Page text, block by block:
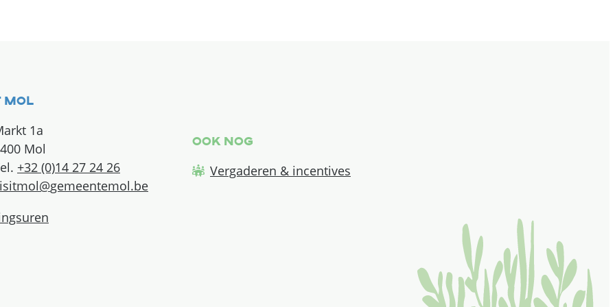
& openingsuren
Mol
1a
Mol
+32 (0)14 27 24 26
@gemeentemol.be
Ook nog
Vergaderen & incentives